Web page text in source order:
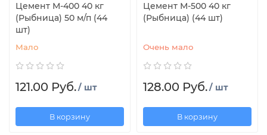
Цемент М-400 40 кг
(Рыбница) 50 м/п (44
шт)
Мало
121.00 Руб./ шт
В корзину
Цемент М-500 40 кг
(Рыбница) (44 шт)
Очень мало
128.00 Руб./ шт
В корзину